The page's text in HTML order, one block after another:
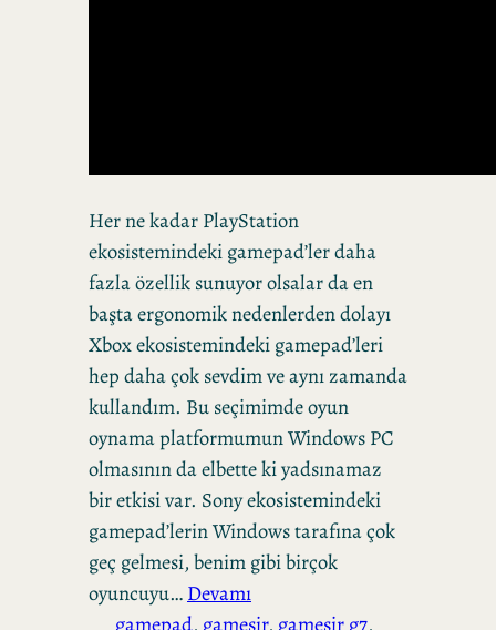
Her ne kadar PlayStation
ekosistemindeki gamepad’ler daha
fazla özellik sunuyor olsalar da en
başta ergonomik nedenlerden dolayı
Xbox ekosistemindeki gamepad’leri
hep daha çok sevdim ve aynı zamanda
kullandım. Bu seçimimde oyun
oynama platformumun Windows PC
olmasının da elbette ki yadsınamaz
bir etkisi var. Sony ekosistemindeki
gamepad’lerin Windows tarafına çok
geç gelmesi, benim gibi birçok
oyuncuyu… Devamı
gamepad, gamesir, gamesir g7